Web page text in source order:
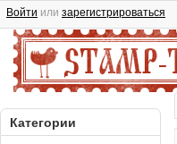
Войти или зарегистрироваться
Категории